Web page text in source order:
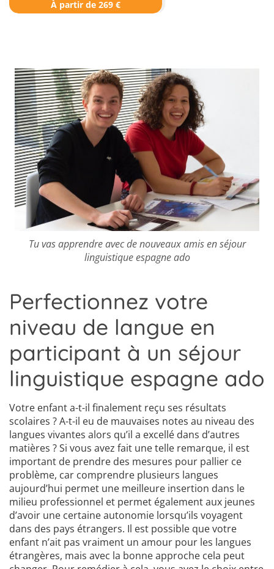
À partir de 269 €
Tu vas apprendre avec de nouveaux amis en séjour
linguistique espagne ado
Perfectionnez votre
niveau de langue en
participant à un séjour
linguistique espagne ado
Votre enfant a-t-il finalement reçu ses résultats
scolaires ? A-t-il eu de mauvaises notes au niveau des
langues vivantes alors qu’il a excellé dans d’autres
matières ? Si vous avez fait une telle remarque, il est
important de prendre des mesures pour pallier ce
problème, car comprendre plusieurs langues
aujourd’hui permet une meilleure insertion dans le
milieu professionnel et permet également aux jeunes
d’avoir une certaine autonomie lorsqu’ils voyagent
dans des pays étrangers. Il est possible que votre
enfant n’ait pas vraiment un amour pour les langues
étrangères, mais avec la bonne approche cela peut